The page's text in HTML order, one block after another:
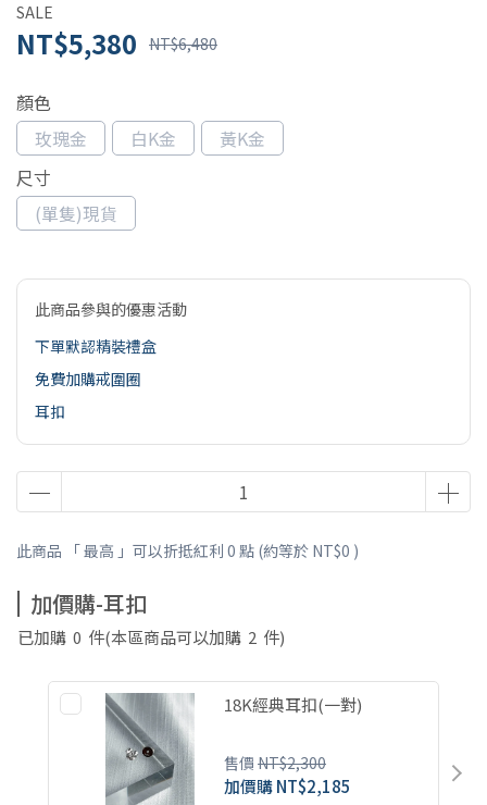
SALE
NT$5,380 NT$6,480
顏色
玫瑰金
白K金
黃K金
尺寸
(單隻)現貨
此商品參與的優惠活動
下單默認精裝禮盒
免費加購戒圍圈
耳扣
此商品 「 最高 」可以折抵紅利 0 點 (約等於 NT$0 )
加價購-耳扣
已加購 0 件(本區商品可以加購 2 件)
18K經典耳扣(一對)
售價 NT$2,300
加價購NT$2,185